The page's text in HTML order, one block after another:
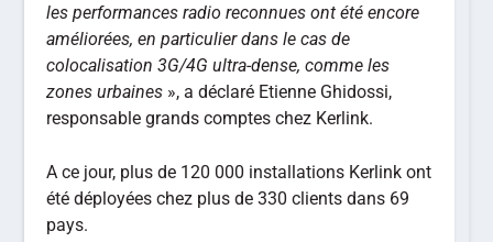
les performances radio reconnues ont été encore
améliorées, en particulier dans le cas de
colocalisation 3G/4G ultra-dense, comme les
zones urbaines », a déclaré Etienne Ghidossi,
responsable grands comptes chez Kerlink.
A ce jour, plus de 120 000 installations Kerlink ont
été déployées chez plus de 330 clients dans 69
pays.